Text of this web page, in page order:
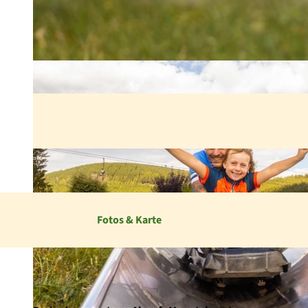
Fotos & Karte